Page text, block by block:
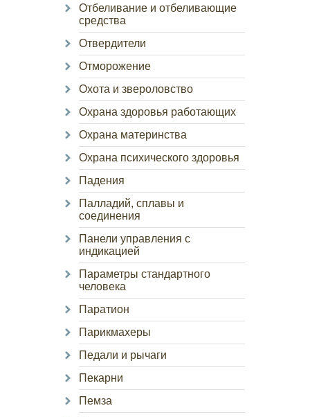
Отбеливание и отбеливающие
средства
Отвердители
Отморожение
Охота и звероловство
Охрана здоровья работающих
Охрана материнства
Охрана психического здоровья
Падения
Палладий, сплавы и
соединения
Панели управления с
индикацией
Параметры стандартного
человека
Паратион
Парикмахеры
Педали и рычаги
Пекарни
Пемза